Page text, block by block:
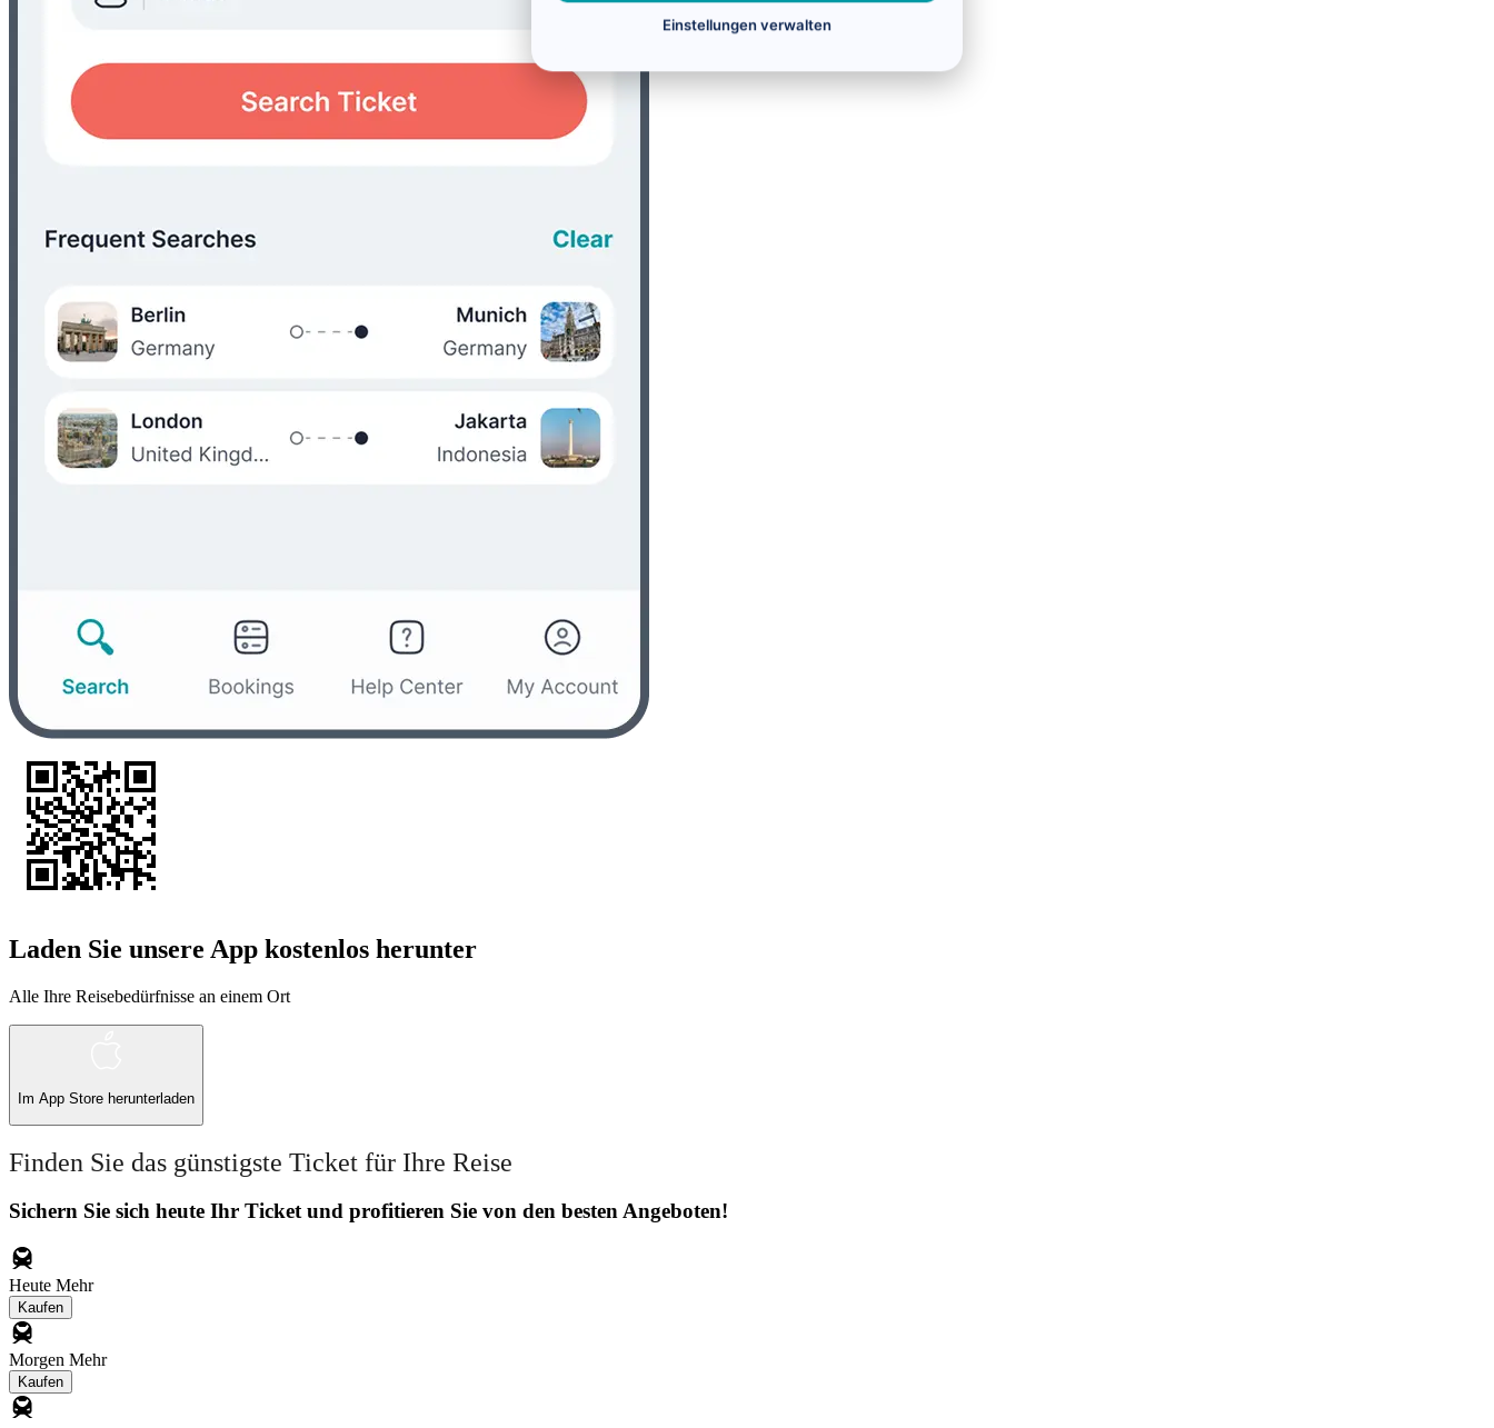
Laden Sie unsere App kostenlos herunter
Alle Ihre Reisebedürfnisse an einem Ort
Im App Store herunterladen
Finden Sie das günstigste Ticket für Ihre Reise
Sichern Sie sich heute Ihr Ticket und profitieren Sie von den besten Angeboten!
Heute Mehr
Kaufen
Morgen Mehr
Kaufen
Einstellungen verwalten